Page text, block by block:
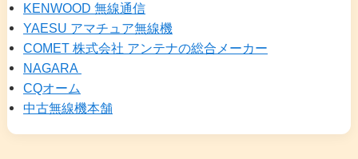
KENWOOD 無線通信
YAESU アマチュア無線機
COMET 株式会社 アンテナの総合メーカー
NAGARA
CQオーム
中古無線機本舗